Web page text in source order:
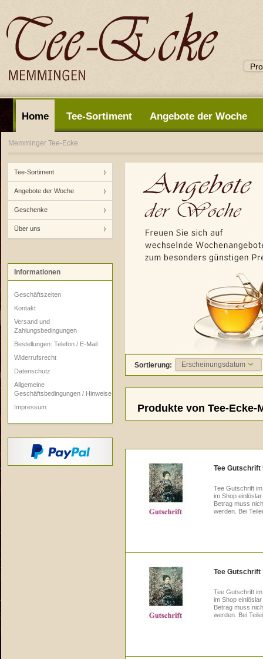
Home Tee-Sortiment Angebote der Woche
Memminger Tee-Ecke
Tee-Sortiment
Angebote der Woche
Geschenke
Über uns
Informationen
Geschäftszeiten
Kontakt
Versand und
Zahlungsbedingungen
Bestellungen: Telefon / E-Mail
Widerrufsrecht
Datenschutz
Allgemeine
Geschäftsbedingungen / Hinweise
Impressum
Sortierung: Erscheinungsdatum
Produkte von Tee-Ecke-
Tee Gutschrift
Tee Gutschrift
im Shop
Betrag muss
werden. Bei
Tee Gutschrift
Tee Gutschrift
im Shop
Betrag muss
werden. Bei